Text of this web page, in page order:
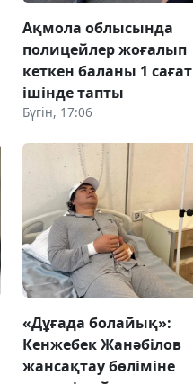
Ақмола облысында
полицейлер жоғалып
кеткен баланы 1 сағат
ішінде тапты
Бүгін, 17:06
«Дұғада болайық»:
Кенжебек Жанәбілов
жансақтау бөліміне